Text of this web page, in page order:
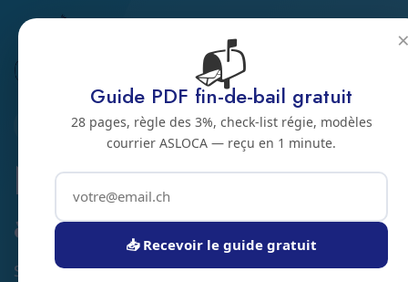
Nettoyage de murs
Bienne
2500 · JURA BERNOIS
Nettoyage de murs
a Bienne
Service nettoyage de murs à Bienne et alentours.
📬
Guide PDF fin-de-bail gratuit
28 pages, règle des 3%, check-list régie, modèles
courrier ASLOCA — reçu en 1 minute.
📥 Recevoir le guide gratuit